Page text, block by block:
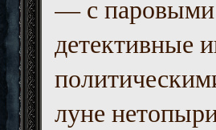
— с
детективные
луне